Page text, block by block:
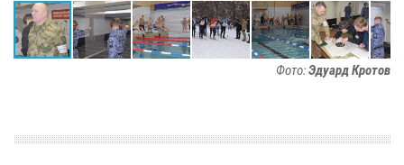
Фото:Эдуард Кротов